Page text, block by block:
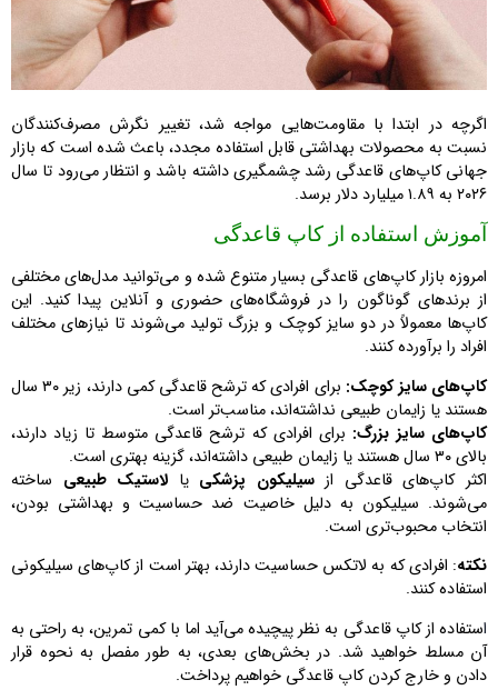
اگرچه در ابتدا با مقاومت‌هایی مواجه شد، تغییر نگرش مصرف‌کنندگان
نسبت به محصولات بهداشتی قابل استفاده مجدد، باعث شده است که بازار
جهانی کاپ‌های قاعدگی رشد چشمگیری داشته باشد و انتظار می‌رود تا سال
۲۰۲۶ به ۱.۸۹ میلیارد دلار برسد.
آموزش استفاده از کاپ قاعدگی
امروزه بازار کاپ‌های قاعدگی بسیار متنوع شده و می‌توانید مدل‌های مختلفی
از برندهای گوناگون را در فروشگاه‌های حضوری و آنلاین پیدا کنید. این
کاپ‌ها معمولاً در دو سایز کوچک و بزرگ تولید می‌شوند تا نیازهای مختلف
افراد را برآورده کنند.
کاپ‌های سایز کوچک:
برای افرادی که ترشح قاعدگی کمی دارند، زیر ۳۰ سال
هستند یا زایمان طبیعی نداشته‌اند، مناسب‌تر است.
کاپ‌های سایز بزرگ: برای افرادی که ترشح قاعدگی متوسط تا زیاد دارند،
بالای ۳۰ سال هستند یا زایمان طبیعی داشته‌اند، گزینه بهتری است.
اکثر کاپ‌های قاعدگی ازسیلیکون پزشکی یا لاستیک طبیعی ساخته
می‌شوند. سیلیکون به دلیل خاصیت ضد حساسیت و بهداشتی بودن،
انتخاب محبوب‌تری است.
نکته: افرادی که به لاتکس حساسیت دارند، بهتر است از کاپ‌های سیلیکونی
استفاده کنند.
استفاده از کاپ قاعدگی به نظر پیچیده می‌آید اما با کمی تمرین، به راحتی به
آن مسلط خواهید شد. در بخش‌های بعدی، به طور مفصل به نحوه قرار
دادن و خارج کردن کاپ قاعدگی خواهیم پرداخت.